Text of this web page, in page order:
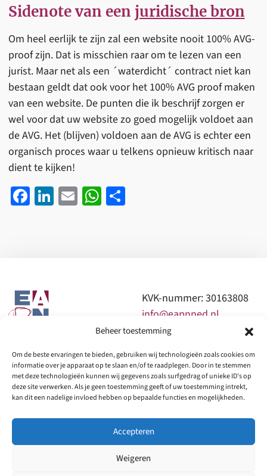
Beheer toestemming
Om de beste ervaringen te bieden, gebruiken wij technologieën zoals cookies om
informatie over je apparaat op te slaan en/of te raadplegen. Door in te stemmen
met deze technologieën kunnen wij gegevens zoals surfgedrag of unieke ID's op
deze site verwerken. Als je geen toestemming geeft of uw toestemming intrekt,
kan dit een nadelige invloed hebben op bepaalde functies en mogelijkheden.
Accepteren
Weigeren
Sidenote van een juridische bron
Om heel eerlijk te zijn zal een website nooit 100% AVG-
proof zijn. Dat is misschien raar om te lezen van een
jurist. Maar net als een ´waterdicht´ contract niet kan
bestaan geldt dat ook voor het 100% AVG proof maken
van een website. De punten die ik beschrijf zorgen er
wel voor dat uw website zo goed mogelijk voldoet aan
de AVG. Het (blijven) voldoen aan de AVG is echter een
organisch proces waar u telkens opnieuw kritisch naar
dient te kijken!
Fa
ce
k
Li
n
E
m
W
h
D
KVK-nummer: 30163808
info@eapnned.nl
0610997963 of
0644173250
Home Wie we zijn Onze expertise
Producten
Netwerk lid of Donatie
Contact
Nieuwsbrief
Podcast